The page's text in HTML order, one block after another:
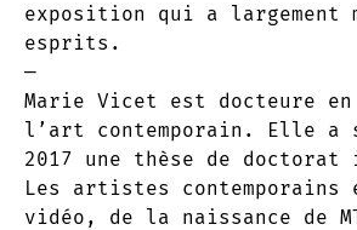
exposition qui a largement
esprits.
—
Marie Vicet est docteure
l’art contemporain. Elle a
2017 une thèse de
Les artistes
vidéo, de la naissance de